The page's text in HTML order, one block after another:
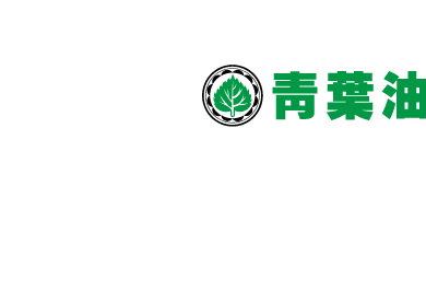
「硅藻土」本身是生物沉
硅藻土用途多元，不僅可
銀離子・天然抗菌劑・可長